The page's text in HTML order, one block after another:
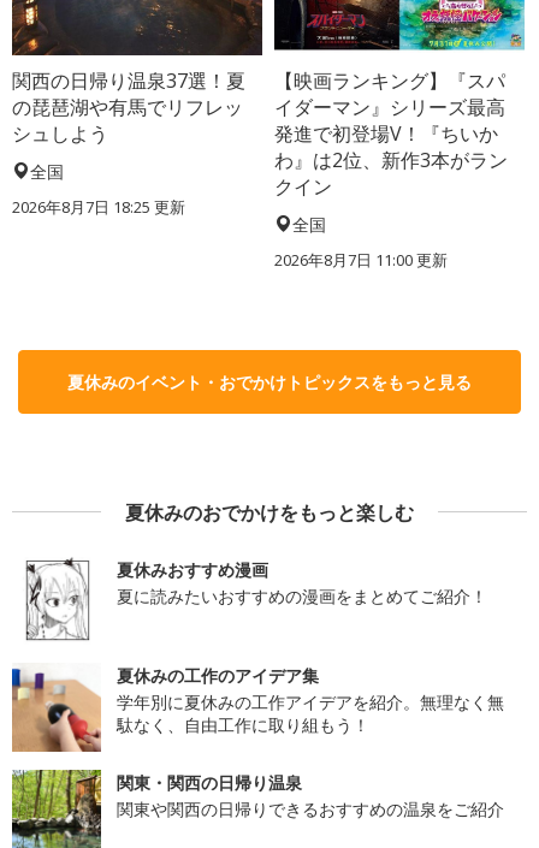
関西の日帰り温泉37選！夏
の琵琶湖や有馬でリフレッ
シュしよう
全国
2026年8月7日 18:25 更新
【映画ランキング】『スパ
イダーマン』シリーズ最高
発進で初登場V！『ちいか
わ』は2位、新作3本がラン
クイン
全国
2026年8月7日 11:00更新
夏休みのイベント・おでかけトピックスをもっと見る
夏休みのおでかけをもっと楽しむ
夏休みおすすめ漫画
夏に読みたいおすすめの漫画をまとめてご紹介！
夏休みの工作のアイデア集
学年別に夏休みの工作アイデアを紹介。無理なく無
駄なく、自由工作に取り組もう！
関東・関西の日帰り温泉
関東や関西の日帰りできるおすすめの温泉をご紹介